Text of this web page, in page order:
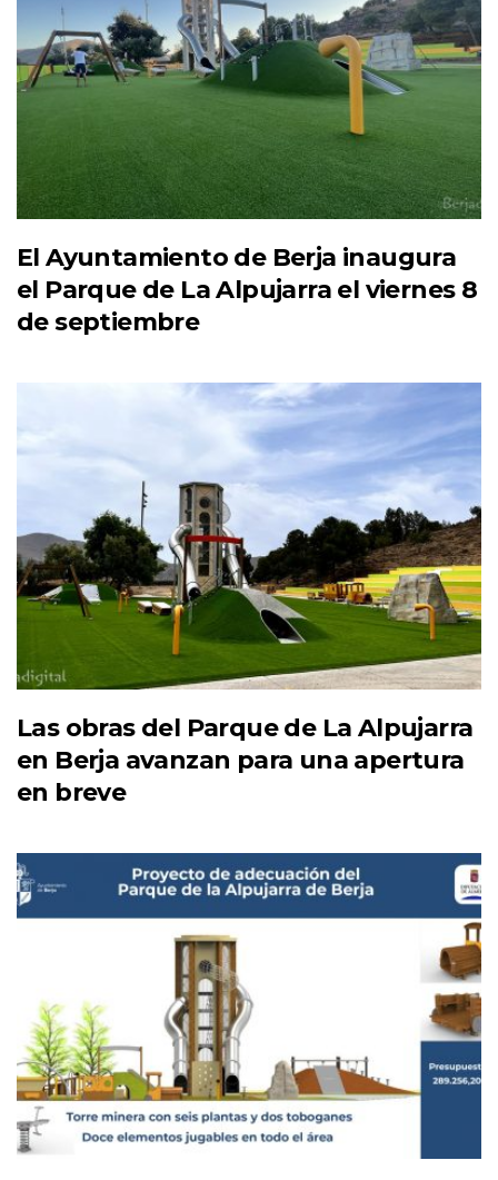
El Ayuntamiento de Berja inaugura
el Parque de La Alpujarra el viernes 8
de septiembre
Las obras del Parque de La Alpujarra
en Berja avanzan para una apertura
en breve